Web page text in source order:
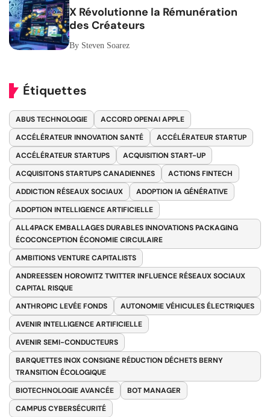
X Révolutionne la Rémunération
des Créateurs
By Steven Soarez
Étiquettes
ABUS TECHNOLOGIE
ACCORD OPENAI APPLE
ACCÉLÉRATEUR INNOVATION SANTÉ
ACCÉLÉRATEUR STARTUP
ACCÉLÉRATEUR STARTUPS
ACQUISITION START-UP
ACQUISITONS STARTUPS CANADIENNES
ACTIONS FINTECH
ADDICTION RÉSEAUX SOCIAUX
ADOPTION IA GÉNÉRATIVE
ADOPTION INTELLIGENCE ARTIFICIELLE
ALL4PACK EMBALLAGES DURABLES INNOVATIONS PACKAGING
ÉCOCONCEPTION ÉCONOMIE CIRCULAIRE
AMBITIONS VENTURE CAPITALISTS
ANDREESSEN HOROWITZ TWITTER INFLUENCE RÉSEAUX SOCIAUX
CAPITAL RISQUE
ANTHROPIC LEVÉE FONDS
AUTONOMIE VÉHICULES ÉLECTRIQUES
AVENIR INTELLIGENCE ARTIFICIELLE
AVENIR SEMI-CONDUCTEURS
BARQUETTES INOX CONSIGNE RÉDUCTION DÉCHETS BERNY
TRANSITION ÉCOLOGIQUE
BIOTECHNOLOGIE AVANCÉE
BOT MANAGER
CAMPUS CYBERSÉCURITÉ